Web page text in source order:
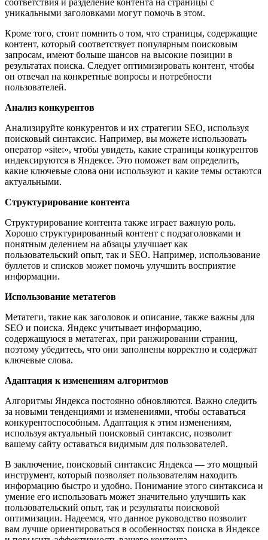
уникальными заголовками могут помочь в этом.
Кроме того, стоит помнить о том, что страницы, содержащие
контент, который соответствует популярным поисковым
запросам, имеют больше шансов на высокие позиции в
результатах поиска. Следует оптимизировать контент, чтобы
он отвечал на конкретные вопросы и потребности
пользователей.
Анализ конкурентов
Анализируйте конкурентов и их стратегии SEO, используя
поисковый синтаксис. Например, вы можете использовать
оператор «site:», чтобы увидеть, какие страницы конкурентов
индексируются в Яндексе. Это поможет вам определить,
какие ключевые слова они используют и какие темы остаются
актуальными.
Структурирование контента
Структурирование контента также играет важную роль.
Хорошо структурированный контент с подзаголовками и
понятным делением на абзацы улучшает как
пользовательский опыт, так и SEO. Например, использование
буллетов и списков может помочь улучшить восприятие
информации.
Использование метатегов
Метатеги, такие как заголовок и описание, также важны для
SEO и поиска. Яндекс учитывает информацию,
содержащуюся в метатегах, при ранжировании страниц,
поэтому убедитесь, что они заполнены корректно и содержат
ключевые слова.
Адаптация к изменениям алгоритмов
Алгоритмы Яндекса постоянно обновляются. Важно следить
за новыми тенденциями и изменениями, чтобы оставаться
конкурентоспособным. Адаптация к этим изменениям,
используя актуальный поисковый синтаксис, позволит
вашему сайту оставаться видимым для пользователей.
В заключение, поисковый синтаксис Яндекса — это мощный
инструмент, который позволяет пользователям находить
информацию быстро и удобно. Понимание этого синтаксиса и
умение его использовать может значительно улучшить как
пользовательский опыт, так и результаты поисковой
оптимизации. Надеемся, что данное руководство позволит
вам лучше ориентироваться в особенностях поиска в Яндексе